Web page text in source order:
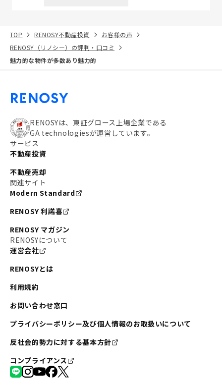
TOP RENOSY不動産投資
お客様の声
RENOSY（リノシー）の評判・口コミ
魅力的な物件が多数あり魅力的
RENOSYは、東証グロース上場企業である
GA technologiesが運営しています。
サービス
不動産投資
不動産売却
関連サイト
Modern Standard
RENOSY 利諾喜
RENOSY マガジン
RENOSYについて
運営会社
RENOSYとは
利用規約
お問い合わせ窓口
プライバシーポリシー及び個人情報のお取扱いについて
反社会的勢力に対する基本方針
コンプライアンス